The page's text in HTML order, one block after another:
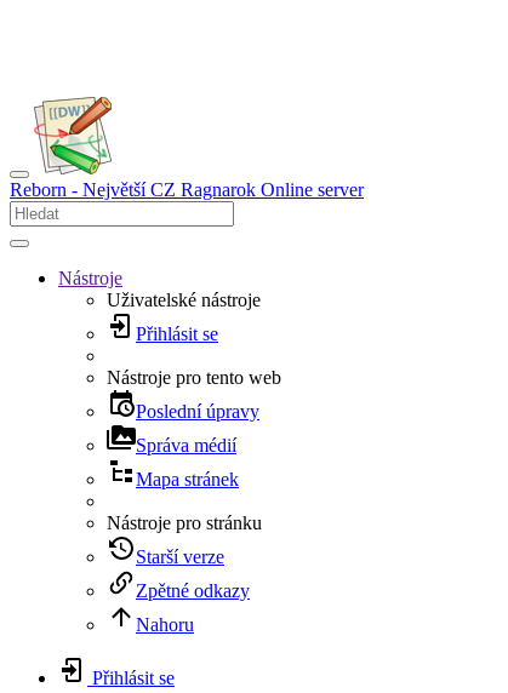
Reborn - Největší CZ Ragnarok Online server
Nástroje
Uživatelské nástroje
Přihlásit se
Nástroje pro tento web
Poslední úpravy
Správa médií
Mapa stránek
Nástroje pro stránku
Starší verze
Zpětné odkazy
Nahoru
Přihlásit se